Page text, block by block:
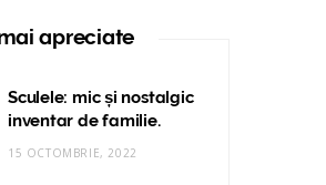
apreciate
Sculele: mic și nostalgic
inventar de familie.
15 OCTOMBRIE, 2022